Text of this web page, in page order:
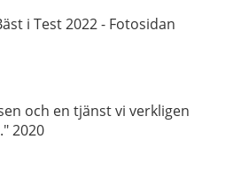
i Test 2022 - Fotosidan
och en tjänst vi verkligen
2020